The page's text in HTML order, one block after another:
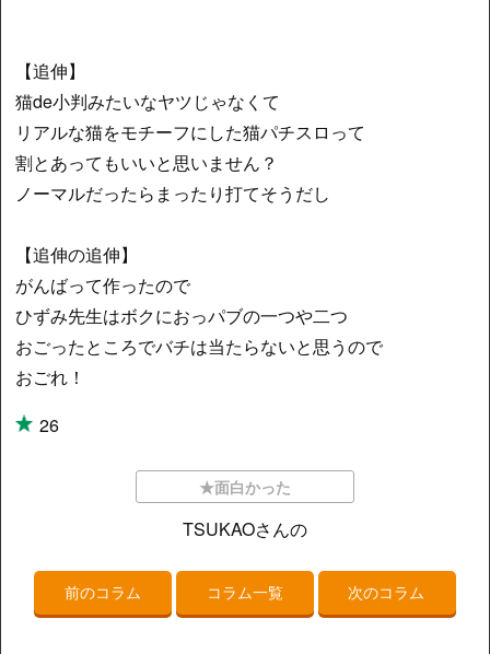
【追伸】
猫de小判みたいなヤツじゃなくて
リアルな猫をモチーフにした猫パチスロって
割とあってもいいと思いません？
ノーマルだったらまったり打てそうだし
【追伸の追伸】
がんばって作ったので
ひずみ先生はボクにおっパブの一つや二つ
おごったところでバチは当たらないと思うので
おごれ！
26
★面白かった
TSUKAOさんの
前のコラム コラム一覧 次のコラム